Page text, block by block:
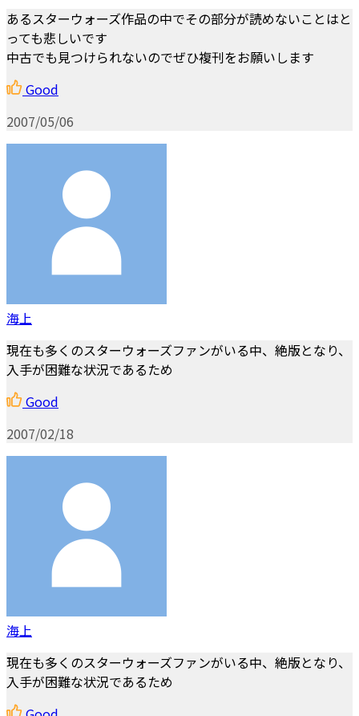
あるスターウォーズ作品の中でその部分が読めないことはと
っても悲しいです
中古でも見つけられないのでぜひ複刊をお願いします
Good
2007/05/06
海上
現在も多くのスターウォーズファンがいる中、絶版となり、
入手が困難な状況であるため
Good
2007/02/18
海上
現在も多くのスターウォーズファンがいる中、絶版となり、
入手が困難な状況であるため